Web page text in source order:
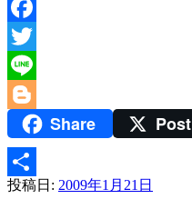
Facebook
Twitter
Line
BloggerShare Post
共
投稿日: 2009年1月21日